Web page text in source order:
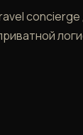
concierge